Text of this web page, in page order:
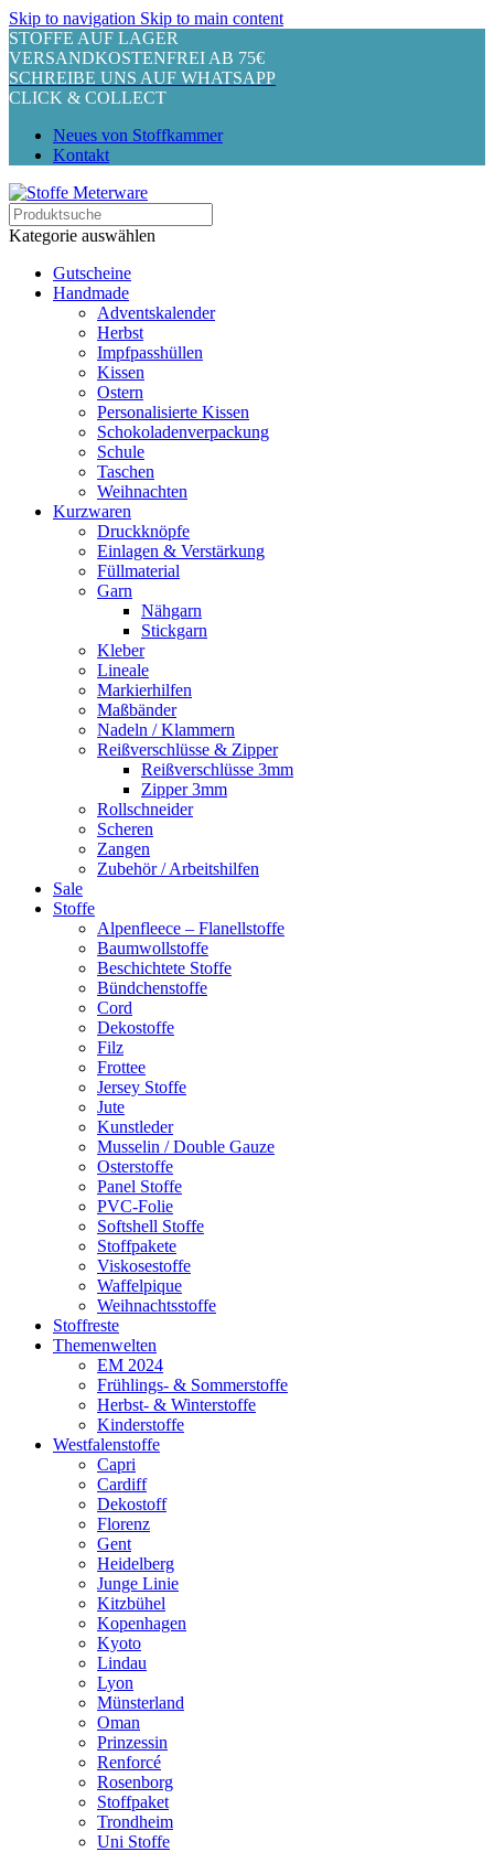
Skip to navigation Skip to main content
STOFFE AUF LAGER
VERSANDKOSTENFREI AB 75€
SCHREIBE UNS AUF WHATSAPP
CLICK & COLLECT
Neues von Stoffkammer
Kontakt
Kategorie auswählen
Gutscheine
Handmade
Adventskalender
Herbst
Impfpasshüllen
Kissen
Ostern
Personalisierte Kissen
Schokoladenverpackung
Schule
Taschen
Weihnachten
Kurzwaren
Druckknöpfe
Einlagen & Verstärkung
Füllmaterial
Garn
Nähgarn
Stickgarn
Kleber
Lineale
Markierhilfen
Maßbänder
Nadeln / Klammern
Reißverschlüsse & Zipper
Reißverschlüsse 3mm
Zipper 3mm
Rollschneider
Scheren
Zangen
Zubehör / Arbeitshilfen
Sale
Stoffe
Alpenfleece – Flanellstoffe
Baumwollstoffe
Beschichtete Stoffe
Bündchenstoffe
Cord
Dekostoffe
Filz
Frottee
Jersey Stoffe
Jute
Kunstleder
Musselin / Double Gauze
Osterstoffe
Panel Stoffe
PVC-Folie
Softshell Stoffe
Stoffpakete
Viskosestoffe
Waffelpique
Weihnachtsstoffe
Stoffreste
Themenwelten
EM 2024
Frühlings- & Sommerstoffe
Herbst- & Winterstoffe
Kinderstoffe
Westfalenstoffe
Capri
Cardiff
Dekostoff
Florenz
Gent
Heidelberg
Junge Linie
Kitzbühel
Kopenhagen
Kyoto
Lindau
Lyon
Münsterland
Oman
Prinzessin
Renforcé
Rosenborg
Stoffpaket
Trondheim
Uni Stoffe